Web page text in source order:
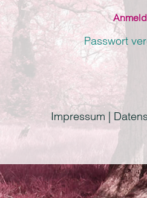
Passwort
Impressum |